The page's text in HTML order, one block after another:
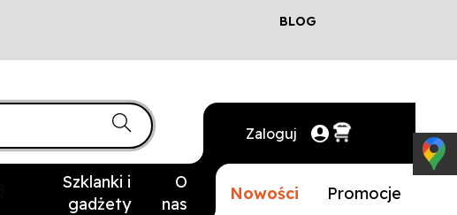
BLOG
Zaloguj
Szklanki i
gadżety
O
nas
Nowości Promocje